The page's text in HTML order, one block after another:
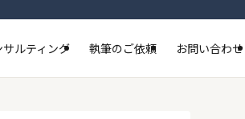
ルティング 執筆のご依頼 お問い合わせ